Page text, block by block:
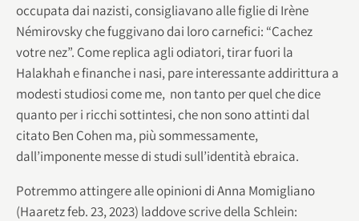
occupata dai nazisti, consigliavano alle figlie di Irène
Némirovsky che fuggivano dai loro carnefici: “Cachez
votre nez”. Come replica agli odiatori, tirar fuori la
Halakhah e finanche i nasi, pare interessante addirittura a
modesti studiosi come me, non tanto per quel che dice
quanto per i ricchi sottintesi, che non sono attinti dal
citato Ben Cohen ma, più sommessamente,
dall’imponente messe di studi sull’identità ebraica.
Potremmo attingere alle opinioni di Anna Momigliano
(Haaretz feb. 23, 2023) laddove scrive della Schlein: